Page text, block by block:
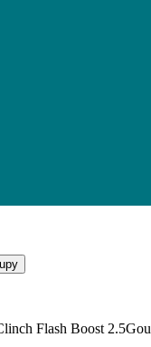
Flash Boost 2.5Gou